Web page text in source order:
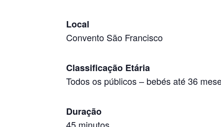
Local
Convento São Francisco
Classificação Etária
Todos os públicos– bebés até 36
Duração